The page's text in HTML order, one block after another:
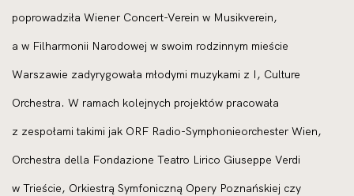
poprowadziła Wiener Concert-Verein w Musikverein,
a w Filharmonii Narodowej w swoim rodzinnym mieście
Warszawie zadyrygowała młodymi muzykami z I, Culture
Orchestra. W ramach kolejnych projektów pracowała
z zespołami takimi jak ORF Radio-Symphonieorchester Wien,
Orchestra della Fondazione Teatro Lirico Giuseppe Verdi
w Trieście, Orkiestrą Symfoniczną Opery Poznańskiej czy